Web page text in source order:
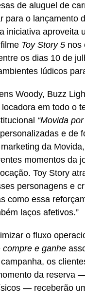
de aluguel de
para o lançamento
iniciativa aproveita
Toy Story 5 nos
os dias 10 de
lúdicos
Woody, Buzz
em todo o
“Movida
e de
da
momentos da
Toy Story
personagens e
como essa
laços afetivos.”
o fluxo
compre e ganhe
os
da reserva
— receberão